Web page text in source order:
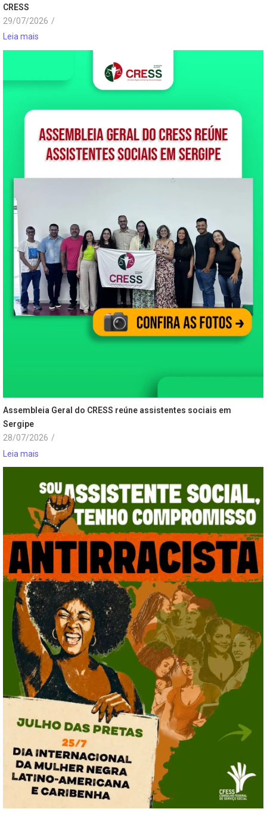
CRESS
29/07/2026 /
Leia mais
Assembleia Geral do CRESS reúne assistentes sociais em
Sergipe
28/07/2026 /
Leia mais